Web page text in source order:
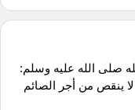
صلى الله عليه وسلم:
ينقص من أجر الصائم